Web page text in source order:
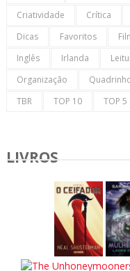
Criatividade Crítica
Dicas
Favoritos
Inglês
Irlanda
Organização
TBR
TOP 10 TOP 5
LIVROS